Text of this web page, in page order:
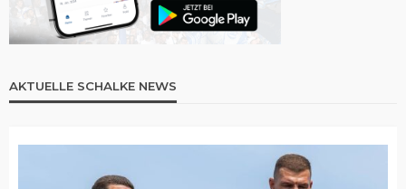
AKTUELLE SCHALKE NEWS